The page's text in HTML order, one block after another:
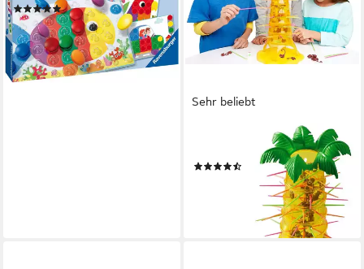
(74)
ab 16,34 € UVP24,99 €
-35%
lieferbar - in 1-2 Werktagen bei dir
Sehr beliebt
Spiel S.O.S Affenalarm
(241)
UVP25,99 €
lieferbar - in 1-2 Werktagen bei dir